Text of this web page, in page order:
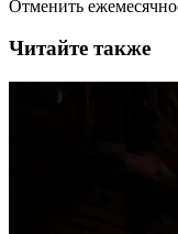
Отменить
Читайте также